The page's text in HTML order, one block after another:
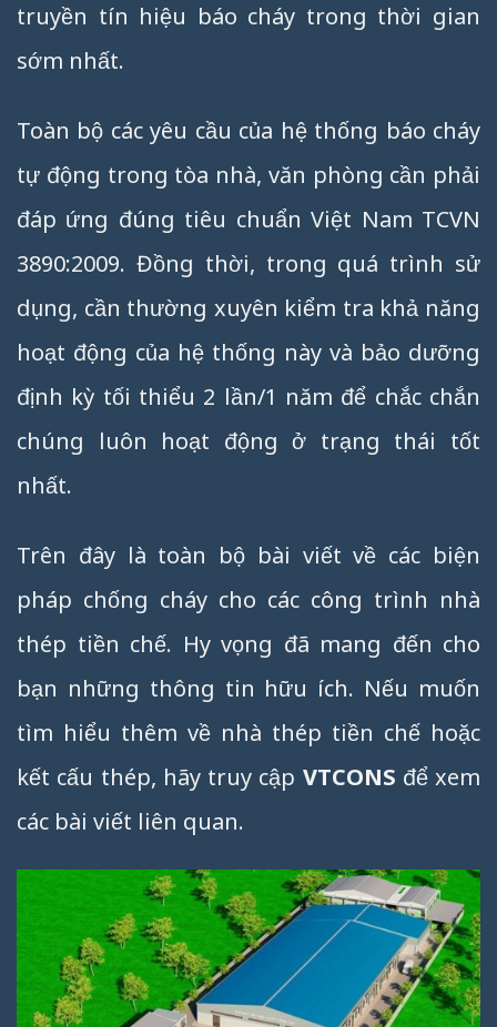
truyền tín hiệu báo cháy trong thời gian
sớm nhất.
Toàn bộ các yêu cầu của hệ thống báo cháy
tự động trong tòa nhà, văn phòng cần phải
đáp ứng đúng tiêu chuẩn Việt Nam TCVN
3890:2009. Đồng thời, trong quá trình sử
dụng, cần thường xuyên kiểm tra khả năng
hoạt động của hệ thống này và bảo dưỡng
định kỳ tối thiểu 2 lần/1 năm để chắc chắn
chúng luôn hoạt động ở trạng thái tốt
nhất.
Trên đây là toàn bộ bài viết về các biện
pháp chống cháy cho các công trình nhà
thép tiền chế. Hy vọng đã mang đến cho
bạn những thông tin hữu ích. Nếu muốn
tìm hiểu thêm về nhà thép tiền chế hoặc
kết cấu thép, hãy truy cập VTCONS để xem
các bài viết liên quan.